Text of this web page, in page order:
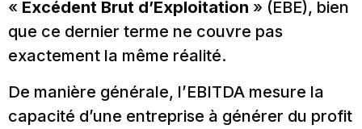
« Excédent Brut d’Exploitation » (EBE), bien
que ce dernier terme ne couvre pas
exactement la même réalité.
De manière générale, l’EBITDA mesure la
capacité d’une entreprise à générer du profit